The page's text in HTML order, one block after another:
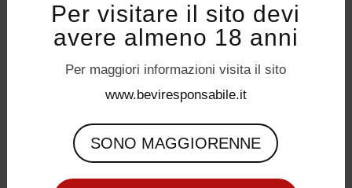
32034 – Pedavena (BL)
servizioconsumatori@birracastello.it
Seguici su
P.I. 01994920302
Per visitare il sito devi
avere almeno 18 anni
Per maggiori informazioni visita il sito
www.beviresponsabile.it
SONO MAGGIORENNE